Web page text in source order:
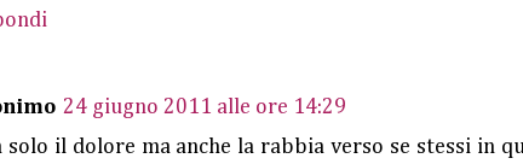
24 giugno 2011 alle ore 14:29
solo il dolore ma anche la rabbia verso se stessi in